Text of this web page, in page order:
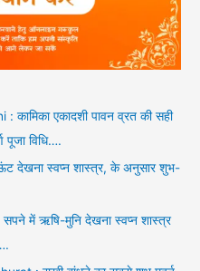
एकादशी पावन व्रत की सही
पूजा विधि….
देखना स्वप्न शास्त्र, के अनुसार शुभ-
में ऋषि-मुनि देखना स्वप्न शास्त्र